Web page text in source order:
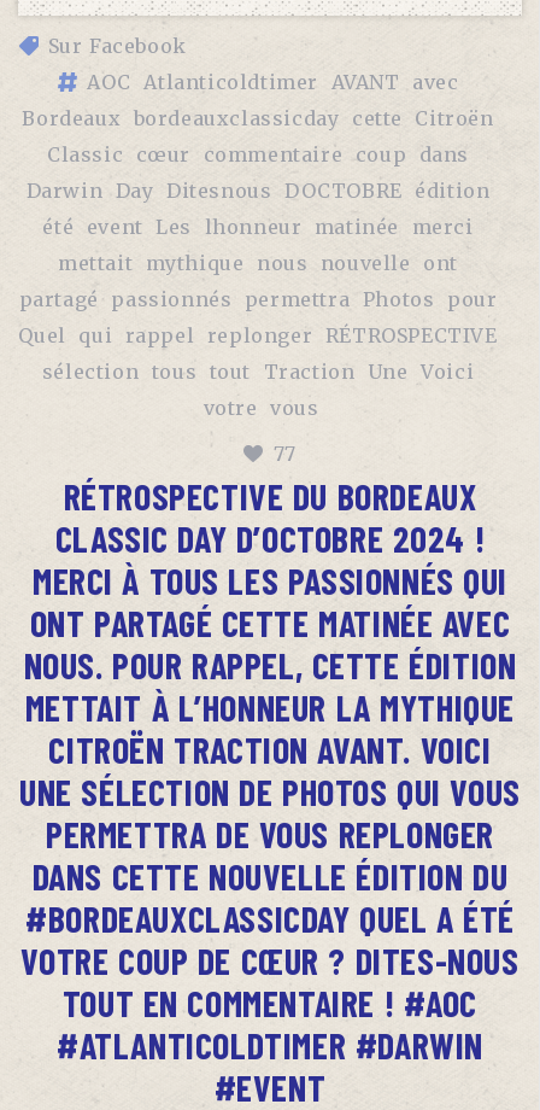
Sur Facebook
AOC
Atlanticoldtimer AVANT
avec
Bordeaux bordeauxclassicday cette
Citroën
Classic
cœur commentaire coup
dans
Darwin Day Ditesnous DOCTOBRE édition
été
event Les lhonneur matinée
merci
mettait mythique nous nouvelle
ont
partagé
passionnés permettra Photos
pour
Quel
qui rappel replonger RÉTROSPECTIVE
sélection tous tout Traction Une
Voici
votre
vous
77
RÉTROSPECTIVE DU BORDEAUX
CLASSIC DAY D’OCTOBRE 2024 !
MERCI À TOUS LES PASSIONNÉS QUI
ONT PARTAGÉ CETTE MATINÉE AVEC
NOUS. POUR RAPPEL, CETTE ÉDITION
METTAIT À L’HONNEUR LA MYTHIQUE
CITROËN TRACTION AVANT. VOICI
UNE SÉLECTION DE PHOTOS QUI VOUS
PERMETTRA DE VOUS REPLONGER
DANS CETTE NOUVELLE ÉDITION DU
#BORDEAUXCLASSICDAY QUEL A ÉTÉ
VOTRE COUP DE CŒUR ? DITES-NOUS
TOUT EN COMMENTAIRE ! #AOC
#ATLANTICOLDTIMER #DARWIN
#EVENT